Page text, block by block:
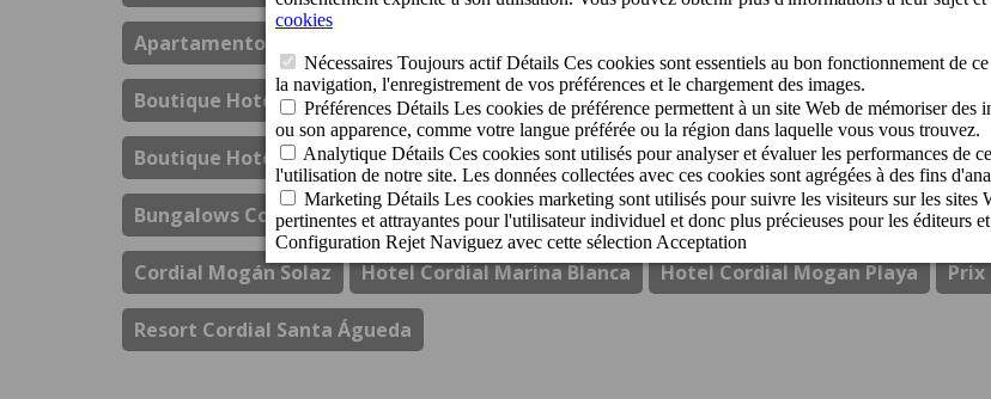
Apartamentos Cordial Mogan Valle
Boutique Hotel Cordial La Peregrina Boutique Hotel Cordial Malteses
Boutique Hotel Cordial Plaza Mayor De Santa Ana Bungalows Cordial Biarritz
Bungalows Cordial Green Golf Bungalows Cordial Sandy Golf Cordial Mogán Paraíso
Cordial Mogán Solaz Hotel Cordial Marina Blanca Hotel Cordial Mogan Playa Prix
Resort Cordial Santa Águeda